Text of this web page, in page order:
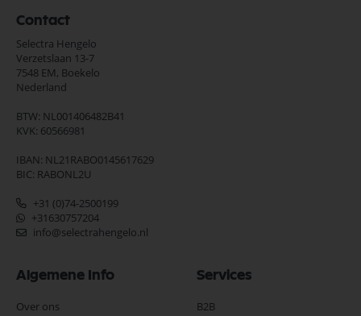
Contact
Selectra Hengelo
Verzetslaan 13-7
7548 EM, Boekelo
Nederland
BTW: NL001406482B41
KVK: 60566981
IBAN: NL21RABO0145617629
BIC: RABONL2U
+31 (0)74-2500199
+31630757204
info@selectrahengelo.nl
Algemene Info
Over ons
Services
B2B